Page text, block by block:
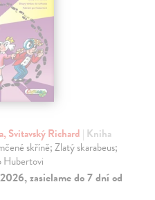
Svitavský Richard | Kniha
skříně; Zlatý skarabeus;
Hubertovi
zasielame do 7 dní od